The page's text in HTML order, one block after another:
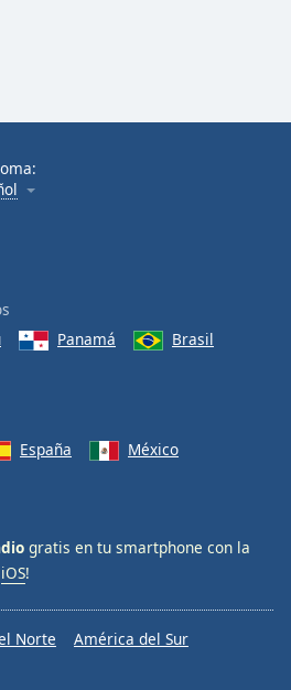
Panamá
Brasil
España
México
gratis en tu smartphone con la
iOS!
Norte
América del Sur